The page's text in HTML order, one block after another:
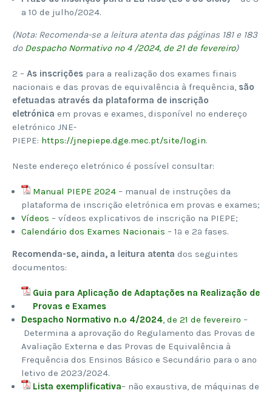
a 10 de julho/2024.
(Nota: Recomenda-se a leitura atenta das páginas 181 e 183
do Despacho Normativo nº 4 /2024, de 21 de fevereiro)
2 – As inscrições para a realização dos exames finais
nacionais e das provas de equivalência à frequência, são
efetuadas através da plataforma de inscrição
eletrónica em provas e exames, disponível no endereço
eletrónico JNE-
PIEPE: https://jnepiepe.dge.mec.pt/site/login.
Neste endereço eletrónico é possível consultar:
Manual PIEPE 2024 – manual de instruções da
plataforma de inscrição eletrónica em provas e exames;
Vídeos – vídeos explicativos de inscrição na PIEPE;
Calendário dos Exames Nacionais – 1ª e 2ª fases.
Recomenda-se, ainda, a leitura atenta dos seguintes
documentos:​
Guia para Aplicação de Adaptações na Realização de
Provas e Exames
Despacho Normativo n.º 4/2024, de 21 de fevereiro –
Determina a aprovação do Regulamento das Provas de
Avaliação Externa e das Provas de Equivalência à
Frequência dos Ensinos Básico e Secundário para o ano
letivo de 2023/2024.
Lista exemplificativa– não exaustiva, de máquinas de